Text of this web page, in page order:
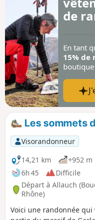
de
En tant
15% de
Les sommets
Visorandonneur
14,21 km
+952 m
6h 45
Difficile
Départ à Allauch
Rhône)
Voici une randonnée